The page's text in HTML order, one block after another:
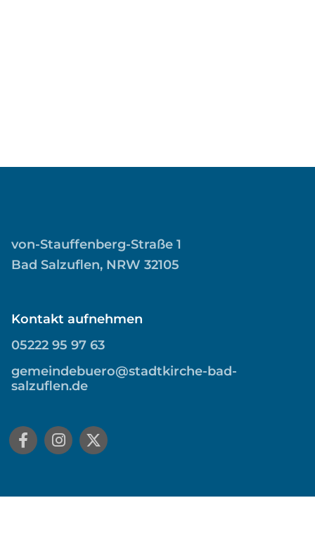
von-Stauffenberg-Straße 1
Bad Salzuflen, NRW 32105
Kontakt aufnehmen
05222 95 97 63
gemeindebuero@stadtkirche-bad-
salzuflen.de